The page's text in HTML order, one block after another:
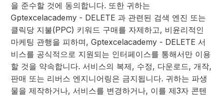
을 준수할 것에 동의합니다. 또한 귀하는
Gptexcelacademy - DELETE 과 관련된 검색 엔진 또는
클릭당 지불(PPC) 키워드 구매를 자제하고, 비윤리적인
마케팅 관행을 피하며, Gptexcelacademy - DELETE 서
비스를 공식적으로 지원되는 인터페이스를 통해서만 이용
할 것을 약속합니다. 서비스의 복제, 수정, 다운로드, 개작,
판매 또는 리버스 엔지니어링은 금지됩니다. 귀하는 파생
물을 제작하거나, 서비스를 변경하거나, 이를 제3자 콘텐